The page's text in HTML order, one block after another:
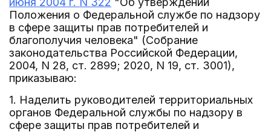
Положения о Федеральной службе по надзору
в сфере защиты прав потребителей и
благополучия человека" (Собрание
законодательства Российской Федерации,
2004, N 28, ст. 2899; 2020, N 19, ст. 3001),
приказываю:
1. Наделить руководителей территориальных
органов Федеральной службы по надзору в
сфере защиты прав потребителей и